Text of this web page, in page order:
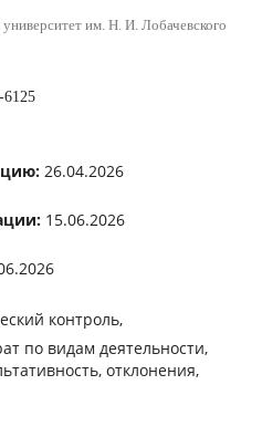
им. Н. И. Лобачевского
6125
26.04.2026
15.06.2026
контроль,
по видам деятельности,
отклонения,